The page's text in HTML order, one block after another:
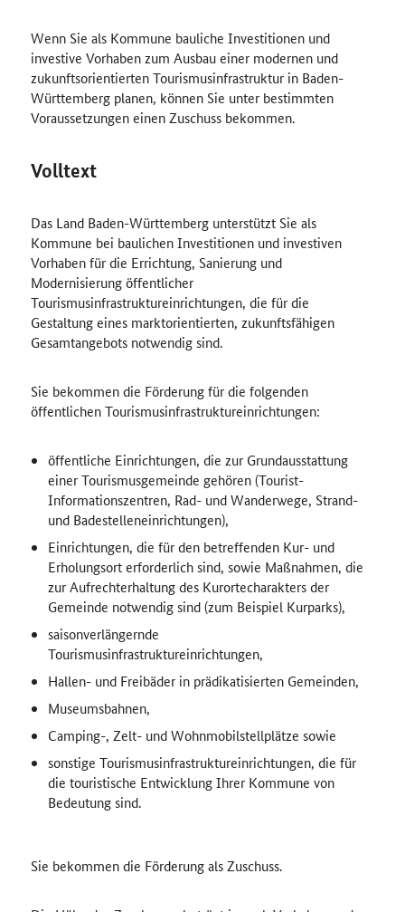
Wenn Sie als Kommune bauliche Investitionen und
investive Vorhaben zum Ausbau einer modernen und
zukunftsorientierten Tourismusinfrastruktur in Baden-
Württemberg planen, können Sie unter bestimmten
Voraussetzungen einen Zuschuss bekommen.
Volltext
Das Land Baden-Württemberg unterstützt Sie als
Kommune bei baulichen Investitionen und investiven
Vorhaben für die Errichtung, Sanierung und
Modernisierung öffentlicher
Tourismusinfrastruktureinrichtungen, die für die
Gestaltung eines marktorientierten, zukunftsfähigen
Gesamtangebots notwendig sind.
Sie bekommen die Förderung für die folgenden
öffentlichen Tourismusinfrastruktureinrichtungen:
öffentliche Einrichtungen, die zur Grundausstattung
einer Tourismusgemeinde gehören (Tourist-
Informationszentren, Rad- und Wanderwege, Strand-
und Badestelleneinrichtungen),
Einrichtungen, die für den betreffenden Kur- und
Erholungsort erforderlich sind, sowie Maßnahmen, die
zur Aufrechterhaltung des Kurortecharakters der
Gemeinde notwendig sind (zum Beispiel Kurparks),
saisonverlängernde
Tourismusinfrastruktureinrichtungen,
Hallen- und Freibäder in prädikatisierten Gemeinden,
Museumsbahnen,
Camping-, Zelt- und Wohnmobilstellplätze sowie
sonstige Tourismusinfrastruktureinrichtungen, die für
die touristische Entwicklung Ihrer Kommune von
Bedeutung sind.
Sie bekommen die Förderung als Zuschuss.